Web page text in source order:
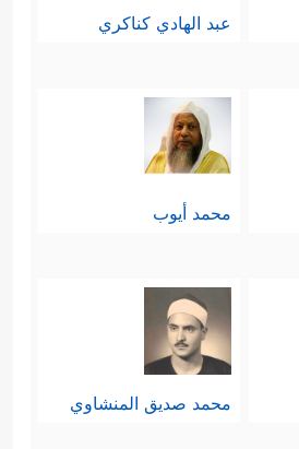
عبد الهادي كناكري
محمد أيوب
محمد صديق المنشاوي